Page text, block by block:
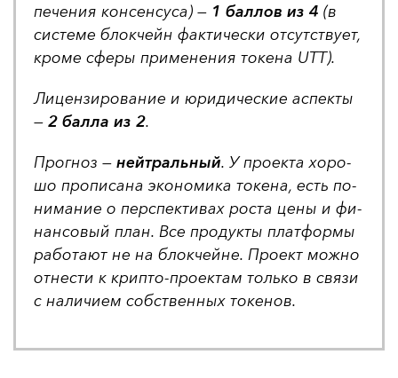
пе­че­ния кон­сен­су­са) — 1 бал­лов из 4 (в
сис­те­ме блок­чейн фак­ти­чес­ки от­сутс­тву­ет,
кро­ме сфе­ры при­ме­не­ния то­ке­на UTT).
Ли­цен­зи­ро­ва­ние и юри­ди­чес­кие ас­пек­ты
— 2 бал­ла из 2.
Прог­ноз — ней­траль­ный. У про­ек­та хо­ро­
шо про­пи­са­на эко­но­ми­ка то­ке­на, есть по­
ни­ма­ние о пер­спек­ти­вах рос­та це­ны и фи­
нан­со­вый план. Все про­дук­ты плат­фор­мы
ра­бо­та­ют не на блок­чей­не. Про­ект мож­но
от­нес­ти к крип­то-про­ек­там толь­ко в свя­зи
с на­ли­чи­ем собс­твен­ных то­ке­нов.